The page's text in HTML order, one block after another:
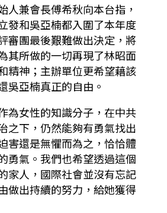
人兼會長傅希秋向本台指，
發和吳亞楠都入圍了本年度
審團最後艱難做出決定，將
其所做的一切再現了林昭面
精神；主辦單位更希望藉該
吳亞楠真正的自由。
為女性的知識分子，在中共
之下，仍然能夠有勇氣找出
害還是無懼而為之，恰恰體
勇氣。我們也希望透過這個
家人，國際社會並沒有忘記
做出持續的努力，給她獲得